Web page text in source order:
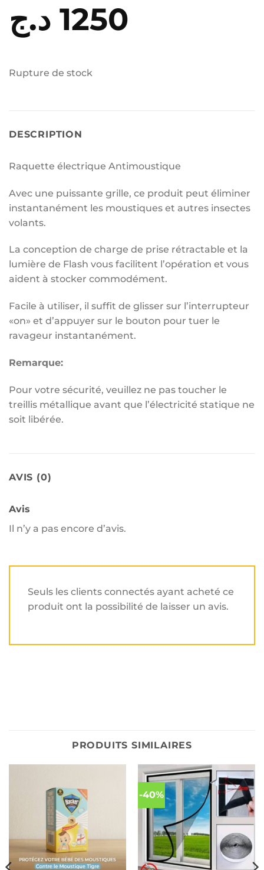
1250 د.ج
Rupture de stock
DESCRIPTION
Raquette électrique Antimoustique
Avec une puissante grille, ce produit peut éliminer
instantanément les moustiques et autres insectes
volants.
La conception de charge de prise rétractable et la
lumière de Flash vous facilitent l’opération et vous
aident à stocker commodément.
Facile à utiliser, il suffit de glisser sur l’interrupteur
«on» et d’appuyer sur le bouton pour tuer le
ravageur instantanément.
Remarque:
Pour votre sécurité, veuillez ne pas toucher le
treillis métallique avant que l’électricité statique ne
soit libérée.
AVIS (0)
Avis
Il n’y a pas encore d’avis.
Seuls les clients connectés ayant acheté ce
produit ont la possibilité de laisser un avis.
PRODUITS SIMILAIRES
-40%